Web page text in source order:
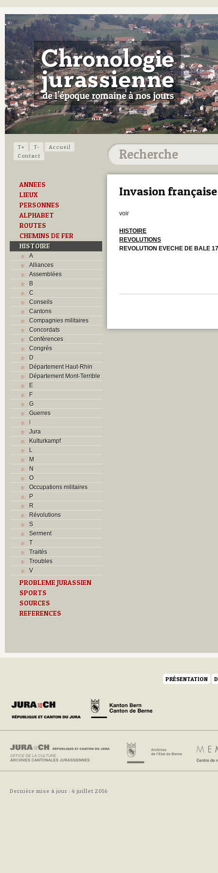
T+ T-
Accueil
Contact
ANNEES
LIEUX
PERSONNES
ALPHABET
ROUTES
CHEMINS DE FER
HISTOIRE
A
Alliances
Assemblées
B
C
Conseils
Cantons
Compagnies militaires
Concordats
Conférences
Congrès
D
Département Haut-Rhin
Département Mont-Terrible
E
F
G
Guerres
I
Jura
Kulturkampf
L
M
N
O
Occupations militaires
P
R
Révolutions
S
Serment
T
Traités
Troubles
V
PROBLEME JURASSIEN
SPORTS
SOURCES
REFERENCES
Invasion française
voir
HISTOIRE
REVOLUTIONS
REVOLUTION EVECHE DE BALE
PRÉSENTATION
Dernière mise à jour : 4 juillet 2016